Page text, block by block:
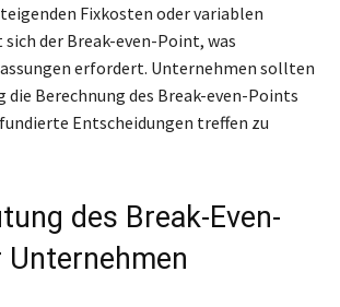
Fixkosten oder variablen
der Break-even-Point, was
erfordert. Unternehmen sollten
die Berechnung des Break-even-Points
Entscheidungen treffen zu
des Break-Even-